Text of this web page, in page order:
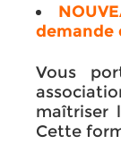
demande
Vous
maîtriser
Cette